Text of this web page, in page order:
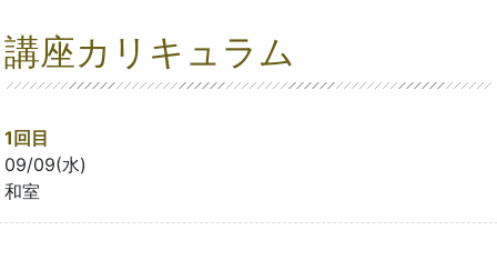
講座カリキュラム
1回目
09/09(水)
和室